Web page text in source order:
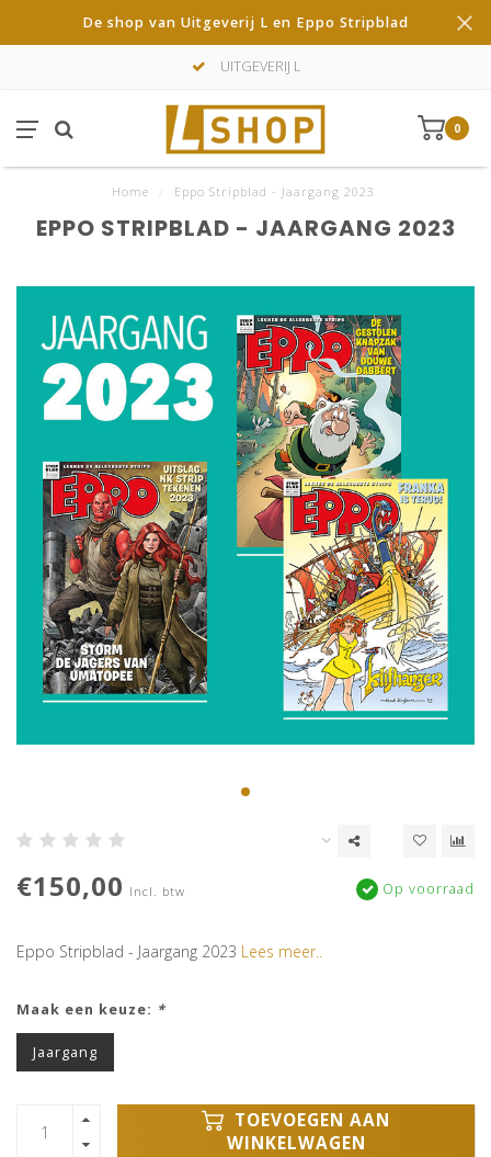
De shop van Uitgeverij L en Eppo Stripblad
UITGEVERIJ L
0
Home Eppo Stripblad - Jaargang 2023
EPPO STRIPBLAD - JAARGANG 2023
€150,00 Incl. btw Op voorraad
Eppo Stripblad - Jaargang 2023 Lees meer..
Maak een keuze: *
Jaargang
TOEVOEGEN AAN
WINKELWAGEN